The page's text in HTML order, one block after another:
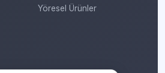
Yöresel Ürünler